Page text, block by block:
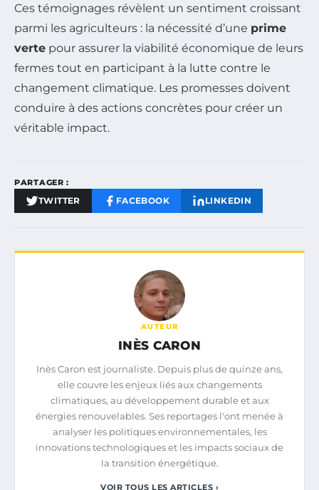
Ces témoignages révèlent un sentiment croissant
parmi les agriculteurs : la nécessité d’une prime
verte pour assurer la viabilité économique de leurs
fermes tout en participant à la lutte contre le
changement climatique. Les promesses doivent
conduire à des actions concrètes pour créer un
véritable impact.
PARTAGER :
TWITTER FACEBOOK LINKEDIN
AUTEUR
INÈS CARON
Inès Caron est journaliste. Depuis plus de quinze ans,
elle couvre les enjeux liés aux changements
climatiques, au développement durable et aux
énergies renouvelables. Ses reportages l'ont menée à
analyser les politiques environnementales, les
innovations technologiques et les impacts sociaux de
la transition énergétique.
VOIR TOUS LES ARTICLES ›